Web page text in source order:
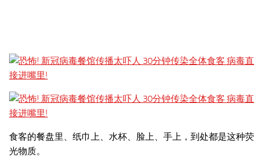
食客的餐盘里、纸巾上、水杯、脸上、手上，到处都是这种荧
光物质。